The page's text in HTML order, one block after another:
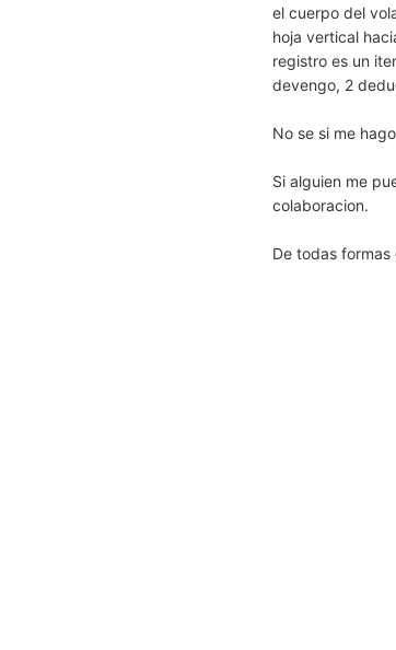
el cuerpo del
hoja vertical
registro es un
devengo, 2
No se si me
Si alguien me
colaboracion.
De todas formas